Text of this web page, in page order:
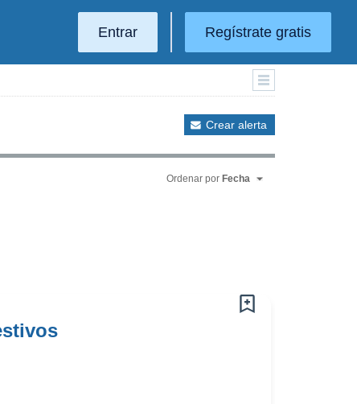
Entrar Regístrate gratis
Crear alerta
Ordenar por Fecha